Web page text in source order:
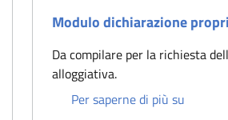
Modulo dichiarazione
Da compilare per la richiesta
alloggiativa.
Per saperne di più su